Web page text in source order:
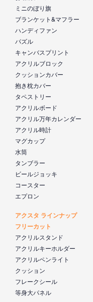
ミニのぼり旗
ブランケット&マフラー
ハンディファン
パズル
キャンバスプリント
アクリルブロック
クッションカバー
抱き枕カバー
タペストリー
アクリルボード
アクリル万年カレンダー
アクリル時計
マグカップ
水筒
タンブラー
ビールジョッキ
コースター
エプロン
アクスタ ラインナップ
フリーカット
アクリルスタンド
アクリルキーホルダー
アクリルペンライト
クッション
フレークシール
等身大パネル